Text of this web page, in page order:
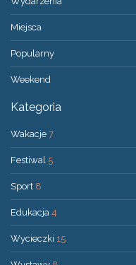
Miejsca
Popularny
Weekend
Kategoria
Wakacje 7
Festiwal 5
Sport 8
Edukacja 4
Wycieczki 15